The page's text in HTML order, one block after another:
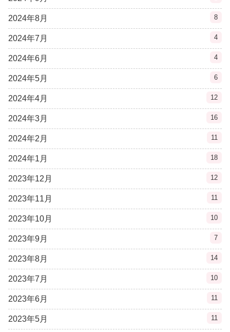
2024年8月 8
2024年7月 4
2024年6月 4
2024年5月 6
2024年4月 12
2024年3月 16
2024年2月 11
2024年1月 18
2023年12月 12
2023年11月 11
2023年10月 10
2023年9月 7
2023年8月 14
2023年7月 10
2023年6月 11
2023年5月 11